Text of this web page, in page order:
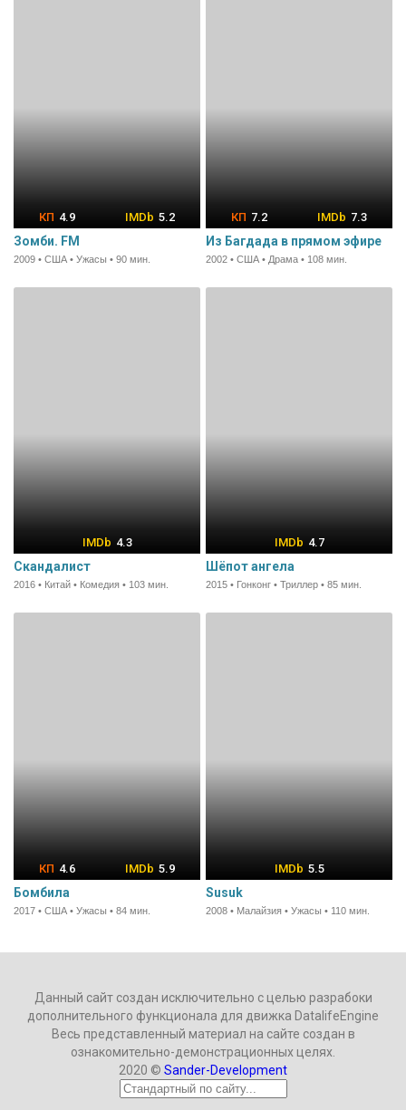
4.9 5.2
Зомби. FM
2009 • США • Ужасы • 90 мин.
7.2 7.3
Из Багдада в прямом эфире
2002 • США • Драма • 108 мин.
4.3
Скандалист
2016 • Китай • Комедия • 103 мин.
4.7
Шёпот ангела
2015 • Гонконг • Триллер • 85 мин.
4.6 5.9
Бомбила
2017 • США • Ужасы • 84 мин.
5.5
Susuk
2008 • Малайзия • Ужасы • 110 мин.
Данный сайт создан исключительно с целью разрабоки
дополнительного функционала для движка DatalifeEngine
Весь представленный материал на сайте создан в
ознакомительно-демонстрационных целях.
2020 © Sander-Development